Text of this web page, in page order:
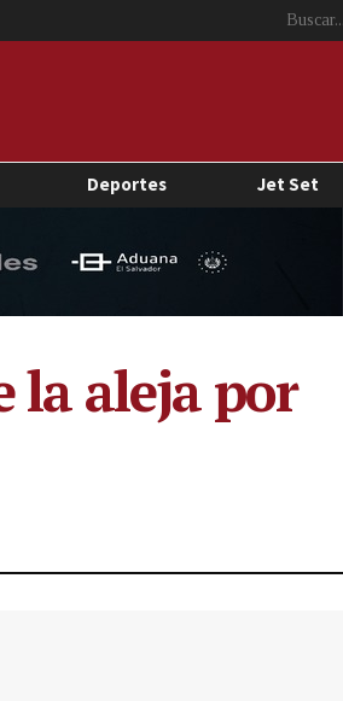
Deportes Jet Set
la aleja por